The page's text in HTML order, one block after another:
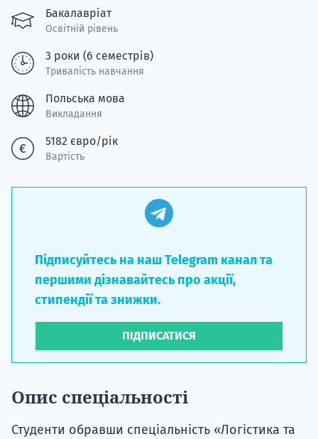
Бакалавріат
Освітній рівень
3 роки (6 семестрів)
Тривалість навчання
Польська мова
Викладання
5182 євро/рік
Вартість
Підписуйтесь на наш Telegram канал та
першими дізнавайтесь про акції,
стипендії та знижки.
ПІДПИСАТИСЯ
Опис спеціальності
Студенти обравши спеціальність «Логістика та